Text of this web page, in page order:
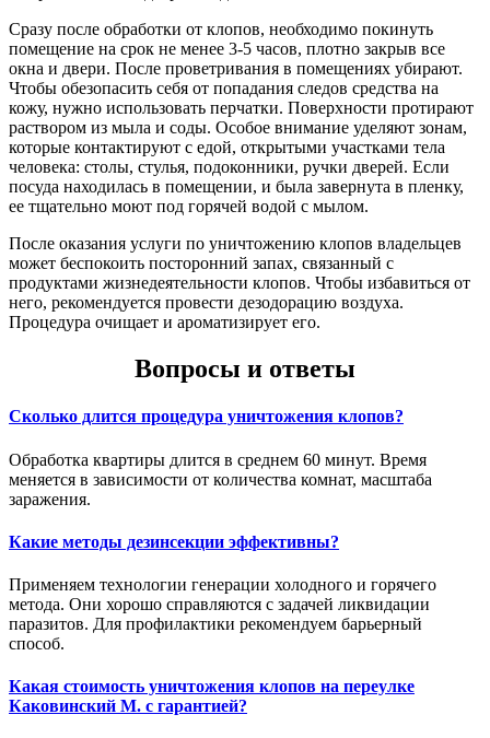
Сразу после обработки от клопов, необходимо покинуть
помещение на срок не менее 3-5 часов, плотно закрыв все
окна и двери. После проветривания в помещениях убирают.
Чтобы обезопасить себя от попадания следов средства на
кожу, нужно использовать перчатки. Поверхности протирают
раствором из мыла и соды. Особое внимание уделяют зонам,
которые контактируют с едой, открытыми участками тела
человека: столы, стулья, подоконники, ручки дверей. Если
посуда находилась в помещении, и была завернута в пленку,
ее тщательно моют под горячей водой с мылом.
После оказания услуги по уничтожению клопов владельцев
может беспокоить посторонний запах, связанный с
продуктами жизнедеятельности клопов. Чтобы избавиться от
него, рекомендуется провести дезодорацию воздуха.
Процедура очищает и ароматизирует его.
Вопросы и ответы
Сколько длится процедура уничтожения клопов?
Обработка квартиры длится в среднем 60 минут. Время
меняется в зависимости от количества комнат, масштаба
заражения.
Какие методы дезинсекции эффективны?
Применяем технологии генерации холодного и горячего
метода. Они хорошо справляются с задачей ликвидации
паразитов. Для профилактики рекомендуем барьерный
способ.
Какая стоимость уничтожения клопов на переулке
Каковинский М. с гарантией?